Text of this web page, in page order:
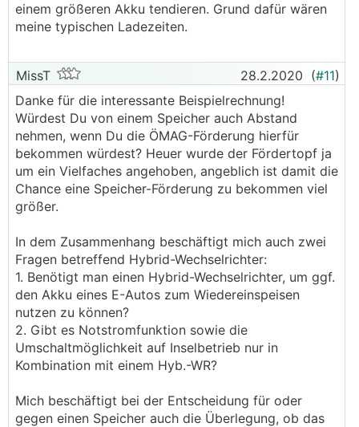
einem größeren Akku tendieren. Grund dafür wären
meine typischen Ladezeiten.
MissT 28.2.2020 (#11)
Danke für die interessante Beispielrechnung!
Würdest Du von einem Speicher auch Abstand
nehmen, wenn Du die ÖMAG-Förderung hierfür
bekommen würdest? Heuer wurde der Fördertopf ja
um ein Vielfaches angehoben, angeblich ist damit die
Chance eine Speicher-Förderung zu bekommen viel
größer.
In dem Zusammenhang beschäftigt mich auch zwei
Fragen betreffend Hybrid-Wechselrichter:
1. Benötigt man einen Hybrid-Wechselrichter, um ggf.
den Akku eines E-Autos zum Wiedereinspeisen
nutzen zu können?
2. Gibt es Notstromfunktion sowie die
Umschaltmöglichkeit auf Inselbetrieb nur in
Kombination mit einem Hyb.-WR?
Mich beschäftigt bei der Entscheidung für oder
gegen einen Speicher auch die Überlegung, ob das